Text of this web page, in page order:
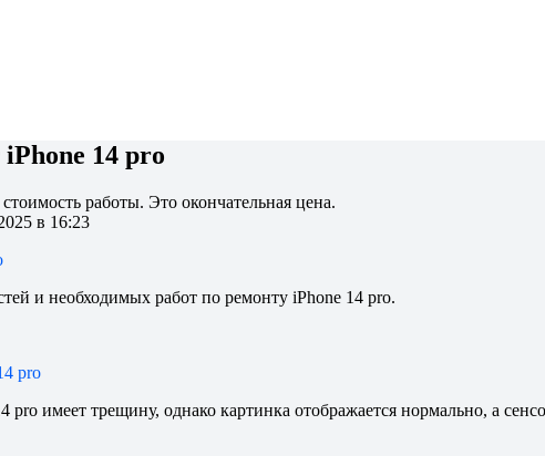
14 pro
работы. Это окончательная цена.
в 16:23
и необходимых работ по ремонту iPhone 14 pro.
pro
pro имеет трещину, однако картинка отображается нормально, а